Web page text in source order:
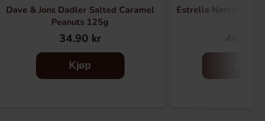
Dave & Jons Dadler Salted Caramel
Peanuts 125g
34.90 kr
Kjøp
Estrella Nøttemix